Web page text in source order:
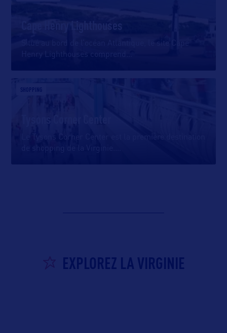
Cape Henry Lighthouses
Henry Lighthouses comprend
SHOPPING
EXPLOREZ LA VIRGINIE